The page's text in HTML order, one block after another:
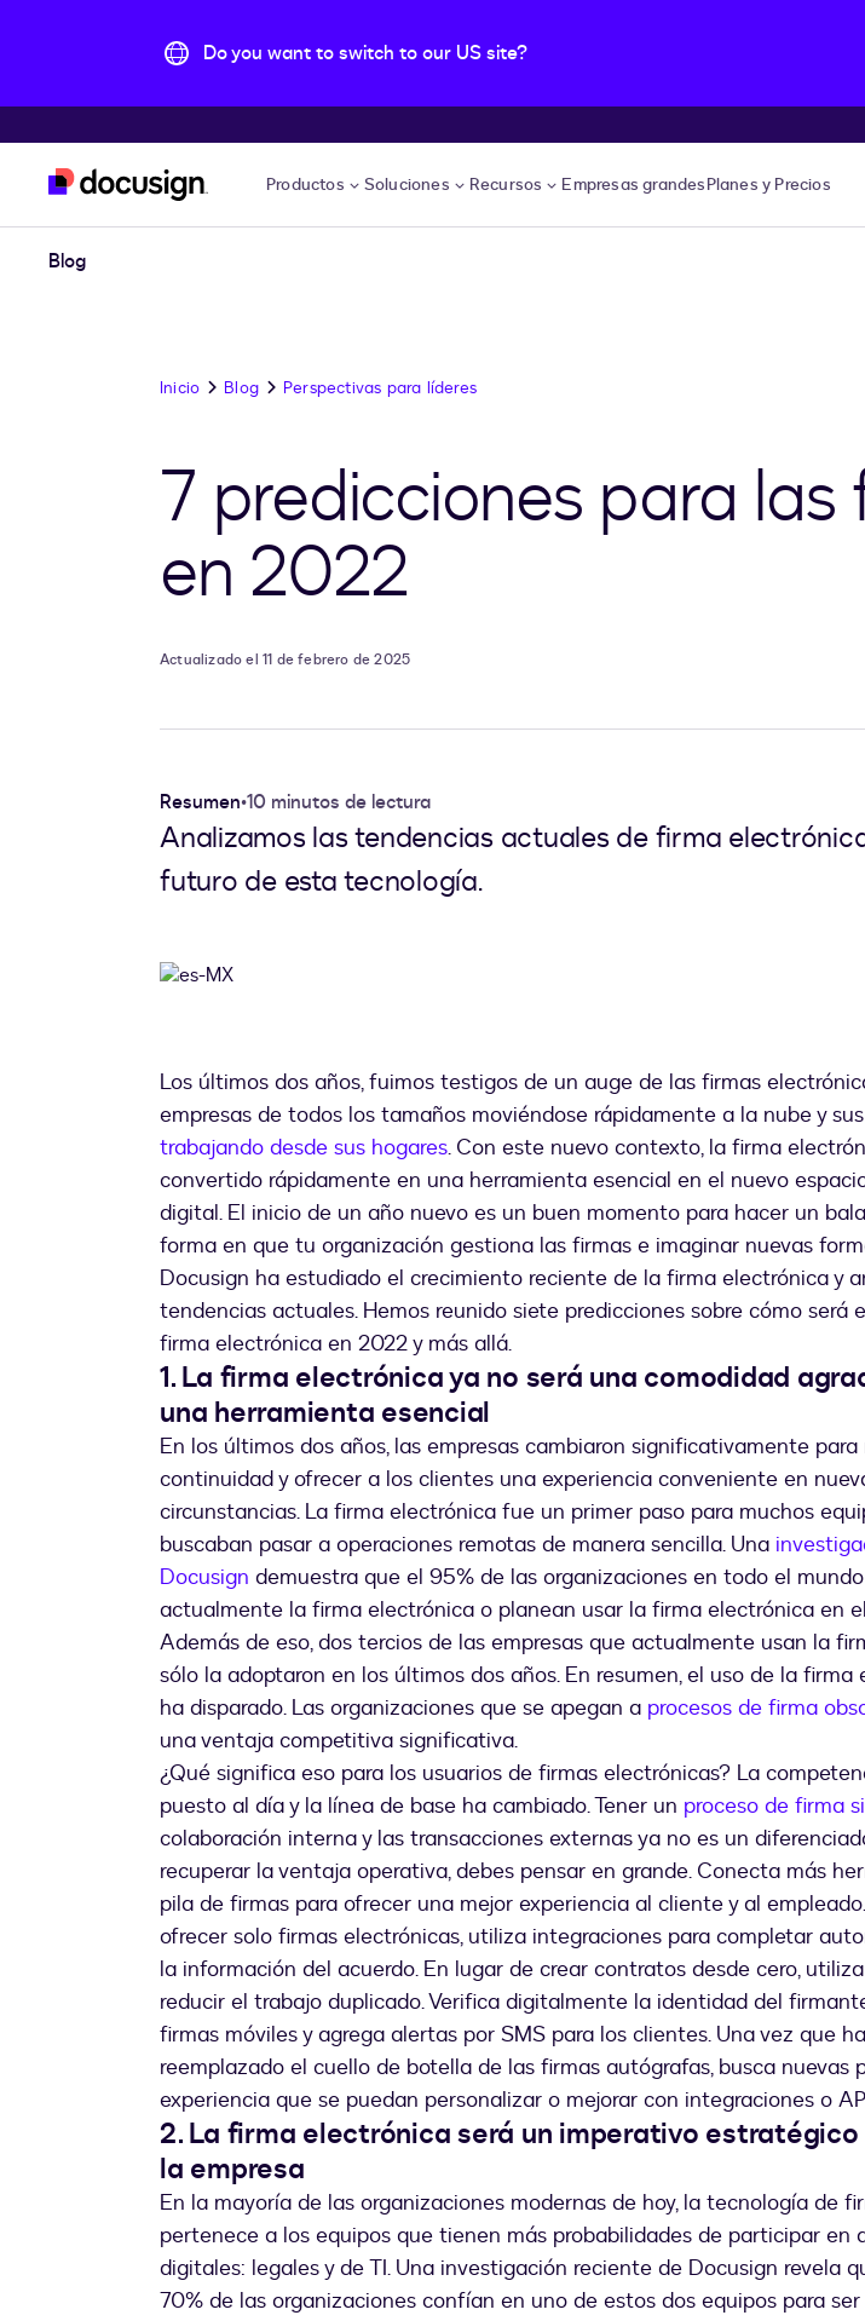
Do you want to switch to our US site?
Productos Soluciones Recursos Empresas grandesPlanes y Precios
Blog
Inicio Blog Perspectivas para líderes
7 predicciones para
en 2022
Actualizado el 11 de febrero de 2025
Resumen•10 minutos de lectura
Analizamos las tendencias actuales de firma
futuro de esta tecnología.
Los últimos dos años, fuimos testigos de un auge de las firmas
empresas de todos los tamaños moviéndose rápidamente a la nube y
trabajando desde sus hogares. Con este nuevo contexto, la firma
convertido rápidamente en una herramienta esencial en el nuevo
digital. El inicio de un año nuevo es un buen momento para hacer un
forma en que tu organización gestiona las firmas e imaginar nuevas
Docusign ha estudiado el crecimiento reciente de la firma electrónica y
tendencias actuales. Hemos reunido siete predicciones sobre cómo será
firma electrónica en 2022 y más allá.
1. La firma electrónica ya no será una comodidad
una herramienta esencial
En los últimos dos años, las empresas cambiaron significativamente
continuidad y ofrecer a los clientes una experiencia conveniente en
circunstancias. La firma electrónica fue un primer paso para muchos
buscaban pasar a operaciones remotas de manera sencilla. Una
Docusign demuestra que el 95% de las organizaciones en todo el
actualmente la firma electrónica o planean usar la firma electrónica en
Además de eso, dos tercios de las empresas que actualmente usan la
sólo la adoptaron en los últimos dos años. En resumen, el uso de la firma
ha disparado. Las organizaciones que se apegan a procesos de firma
una ventaja competitiva significativa.
¿Qué significa eso para los usuarios de firmas electrónicas? La
puesto al día y la línea de base ha cambiado. Tener un proceso de firma
colaboración interna y las transacciones externas ya no es un
recuperar la ventaja operativa, debes pensar en grande. Conecta más
pila de firmas para ofrecer una mejor experiencia al cliente y al
ofrecer solo firmas electrónicas, utiliza integraciones para completar
la información del acuerdo. En lugar de crear contratos desde cero,
reducir el trabajo duplicado. Verifica digitalmente la identidad del
firmas móviles y agrega alertas por SMS para los clientes. Una vez que
reemplazado el cuello de botella de las firmas autógrafas, busca nuevas
experiencia que se puedan personalizar o mejorar con integraciones o
2. La firma electrónica será un imperativo
la empresa
En la mayoría de las organizaciones modernas de hoy, la tecnología de
pertenece a los equipos que tienen más probabilidades de participar en
digitales: legales y de TI. Una investigación reciente de Docusign revela
70% de las organizaciones confían en uno de estos dos equipos para